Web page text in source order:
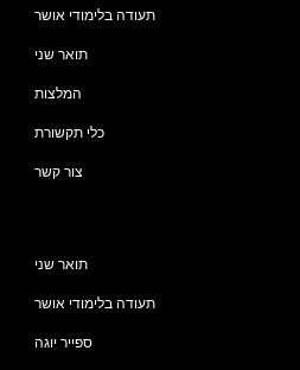
תעודה בלימודי אושר
תואר שני
המלצות
כלי תקשורת
צור קשר
תואר שני
תעודה בלימודי אושר
ספייר יוגה